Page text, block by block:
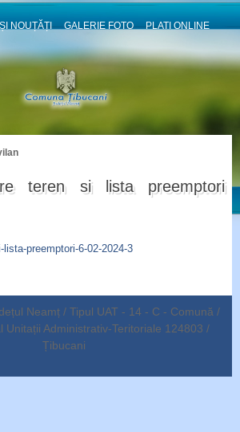
NOUȚĂȚI GALERIE FOTO
PLATI ONLINE
teren si lista preemptori
preemptori-6-02-2024-3
Neamț / Tipul UAT - 14 - C - Comună /
Unitații Administrativ-Teritoriale 124803 /
Țibucani